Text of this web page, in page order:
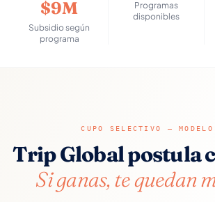
$9M
Subsidio según
programa
Programas
disponibles
CUPO SELECTIVO — MODELO
Trip Global postula
Si ganas, te quedan